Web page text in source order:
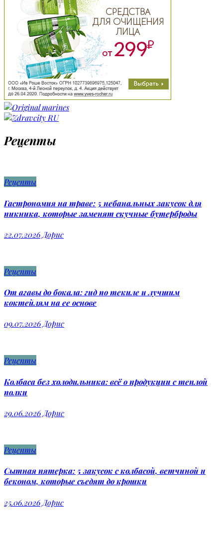
Рецепты
Рецепты
Гастрономия на траве: 5 небанальных закусок для
пикника, которые заменят скучные бутерброды
22.07.2026 Дорис
Рецепты
От агавы до бокала: гид по текиле и лучшим
коктейлям на ее основе
09.07.2026Дорис
Рецепты
Колбаса без холодильника: всё о продукции с теплой
полки
29.06.2026 Дорис
Рецепты
Сытная пятерка: 5 закусок с колбасой, ветчиной и
беконом, которые съедят до крошки
25.06.2026 Дорис